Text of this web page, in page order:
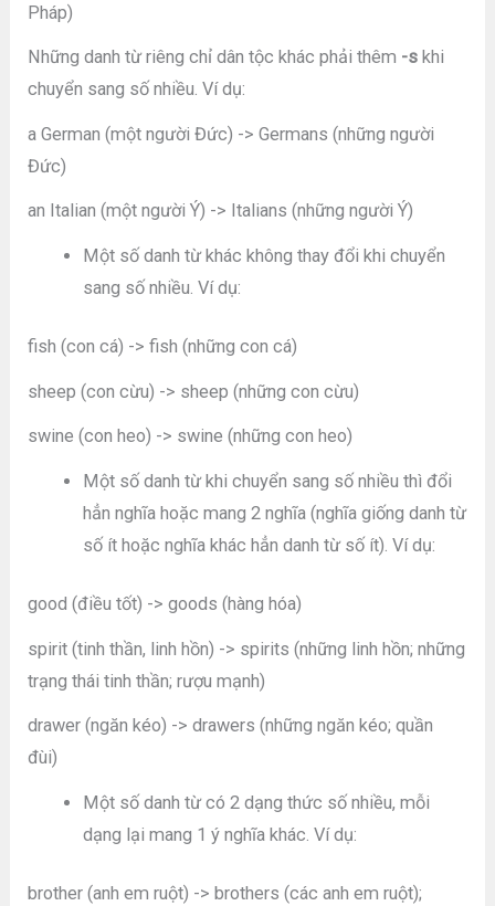
Pháp)
Những danh từ riêng chỉ dân tộc khác phải thêm -skhi
chuyển sang số nhiều. Ví dụ:
a German (một người Đức) -> Germans (những người
Đức)
an Italian (một người Ý) -> Italians (những người Ý)
Một số danh từ khác không thay đổi khi chuyển
sang số nhiều. Ví dụ:
fish (con cá) -> fish (những con cá)
sheep (con cừu) -> sheep (những con cừu)
swine (con heo) -> swine (những con heo)
Một số danh từ khi chuyển sang số nhiều thì đổi
hẳn nghĩa hoặc mang 2 nghĩa (nghĩa giống danh từ
số ít hoặc nghĩa khác hẳn danh từ số ít). Ví dụ:
good (điều tốt) -> goods (hàng hóa)
spirit (tinh thần, linh hồn) -> spirits (những linh hồn; những
trạng thái tinh thần; rượu mạnh)
drawer (ngăn kéo) -> drawers (những ngăn kéo; quần
đùi)
Một số danh từ có 2 dạng thức số nhiều, mỗi
dạng lại mang 1 ý nghĩa khác. Ví dụ:
brother (anh em ruột) -> brothers (các anh em ruột);